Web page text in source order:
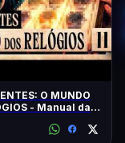
O MUNDO
- Manual da